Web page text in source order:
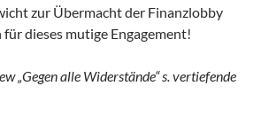
zur Übermacht der Finanzlobby
dieses mutige Engagement!
„Gegen alle Widerstände“ s. vertiefende